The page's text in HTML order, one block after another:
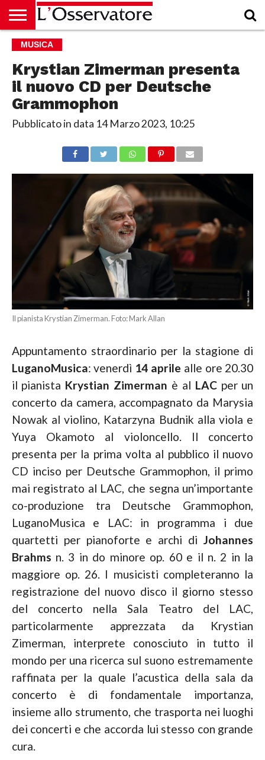
HOME
CULTURA
ECONOMIA
RUBRICHE
ARCHIVIO
PODCAST
ABBONAMENTO
CHI
ACCEDI
MUSICA
Krystian Zimerman presenta
il nuovo CD per Deutsche
Grammophon
Pubblicato in data 14 Marzo 2023, 10:25
Il pianista Krystian Zimerman. Foto: Mark Allan
Appuntamento straordinario per la stagione di
LuganoMusica: venerdì 14 aprile alle ore 20.30
il pianista Krystian Zimerman è al LACper un
concerto da camera, accompagnato da Marysia
Nowak al violino, Katarzyna Budnik alla viola e
Yuya Okamoto al violoncello. Il concerto
presenta per la prima volta al pubblico il nuovo
CD inciso per Deutsche Grammophon, il primo
mai registrato al LAC, che segna un’importante
co-produzione tra Deutsche Grammophon,
LuganoMusica e LAC: in programma i due
quartetti per pianoforte e archi diJohannes
Brahms n. 3 in do minore op. 60 e il n. 2 in la
maggiore op. 26. I musicisti completeranno la
registrazione del nuovo disco il giorno stesso
del concerto nella Sala Teatro del LAC,
particolarmente apprezzata da Krystian
Zimerman, interprete conosciuto in tutto il
mondo per una ricerca sul suono estremamente
raffinata per la quale l’acustica della sala da
concerto è di fondamentale importanza,
insieme allo strumento, che trasporta nei luoghi
dei concerti e che accorda lui stesso con grande
cura.